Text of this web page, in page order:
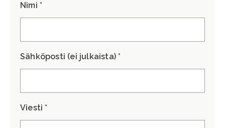
Nimi *
Sähköposti (ei julkaista) *
Viesti *